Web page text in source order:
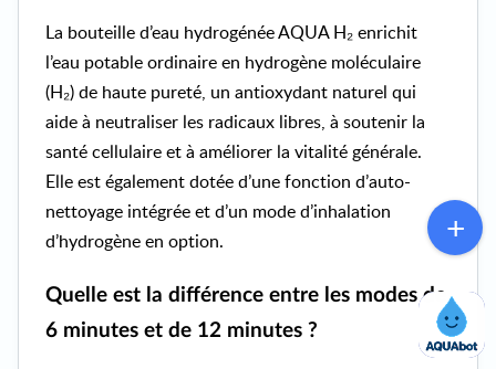
La bouteille d’eau hydrogénée AQUA H₂ enrichit
l’eau potable ordinaire en hydrogène moléculaire
(H₂) de haute pureté, un antioxydant naturel qui
aide à neutraliser les radicaux libres, à soutenir la
santé cellulaire et à améliorer la vitalité générale.
Elle est également dotée d’une fonction d’auto-
nettoyage intégrée et d’un mode d’inhalation
d’hydrogène en option.
Quelle est la différence entre les modes de
6 minutes et de 12 minutes ?